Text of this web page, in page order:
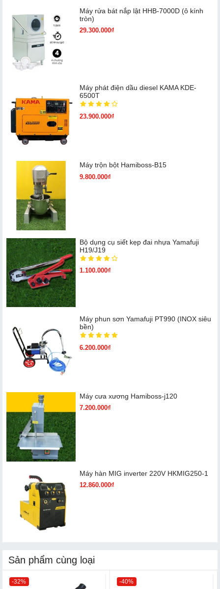
Máy rửa bát nắp lật HHB-7000D (ô kính
tròn)
29.300.000₫
Máy phát điện dầu diesel KAMA KDE-
6500T
23.900.000₫
Máy trộn bột Hamiboss-B15
9.800.000₫
Bộ dụng cụ siết kẹp đai nhựa Yamafuji
H19/J19
1.100.000₫
Máy phun sơn Yamafuji PT990 (INOX siêu
bền)
6.200.000₫
Máy cưa xương Hamiboss-j120
7.200.000₫
Máy hàn MIG inverter 220V HKMIG250-1
12.860.000₫
Sản phẩm cùng loại
-32% -40%